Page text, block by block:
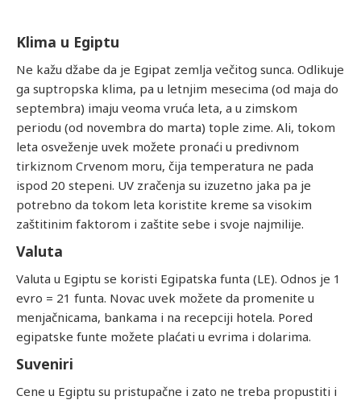
Klima u Egiptu
Ne kažu džabe da je Egipat zemlja večitog sunca. Odlikuje
ga suptropska klima, pa u letnjim mesecima (od maja do
septembra) imaju veoma vruća leta, a u zimskom
periodu (od novembra do marta) tople zime. Ali, tokom
leta osveženje uvek možete pronaći u predivnom
tirkiznom Crvenom moru, čija temperatura ne pada
ispod 20 stepeni. UV zračenja su izuzetno jaka pa je
potrebno da tokom leta koristite kreme sa visokim
zaštitinim faktorom i zaštite sebe i svoje najmilije.
Valuta
Valuta u Egiptu se koristi Egipatska funta (LE). Odnos je 1
evro = 21 funta. Novac uvek možete da promenite u
menjačnicama, bankama i na recepciji hotela. Pored
egipatske funte možete plaćati u evrima i dolarima.
Suveniri
Cene u Egiptu su pristupačne i zato ne treba propustiti i